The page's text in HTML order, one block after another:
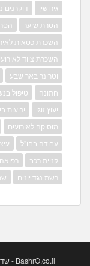
גירושין
דוקרנים
הסרת שיער
השכרת כסאות
השכרת ציוד
וטרינר באר שבע
חתונה
טיפול
יעוץ זוגי
יריעות
מוסיקה לאירועים
עבודה בחו"ל
קניית רכב
רשת נגד יונים
BashrO.co.il - שדרוג אתרים מהימן